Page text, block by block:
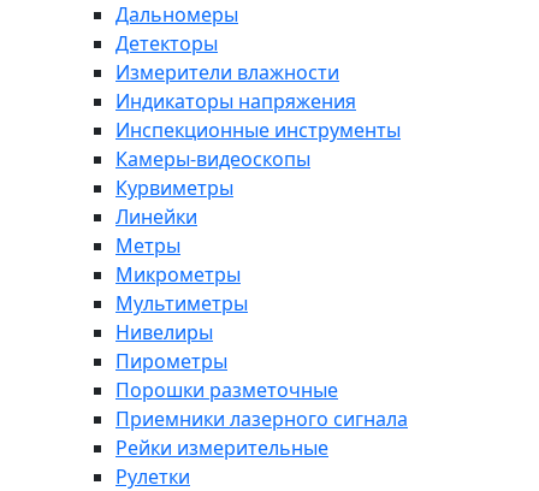
Дальномеры
Детекторы
Измерители влажности
Индикаторы напряжения
Инспекционные инструменты
Камеры-видеоскопы
Курвиметры
Линейки
Метры
Микрометры
Мультиметры
Нивелиры
Пирометры
Порошки разметочные
Приемники лазерного сигнала
Рейки измерительные
Рулетки